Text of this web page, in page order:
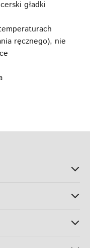
gładki
ręcznego), nie